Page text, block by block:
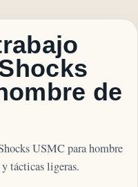
de
USMC para hombre
tácticas ligeras.